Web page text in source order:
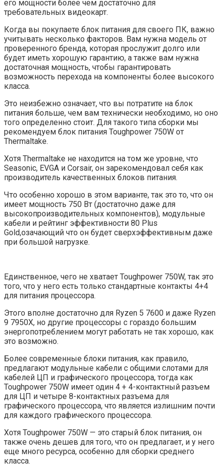
его мощности более чем достаточно для
требовательных видеокарт.
Когда вы покупаете блок питания для своего ПК, важно
учитывать несколько факторов. Вам нужна модель от
проверенного бренда, которая прослужит долго или
будет иметь хорошую гарантию, а также вам нужна
достаточная мощность, чтобы гарантировать
возможность перехода на компоненты более высокого
класса.
Это неизбежно означает, что вы потратите на блок
питания больше, чем вам технически необходимо, но оно
того определенно стоит. Для такого типа сборки мы
рекомендуем блок питания Toughpower 750W от
Thermaltake.
Хотя Thermaltake не находится на том же уровне, что
Seasonic, EVGA и Corsair, он зарекомендовал себя как
производитель качественных блоков питания.
Что особенно хорошо в этом варианте, так это то, что он
имеет мощность 750 Вт (достаточно даже для
высокопроизводительных компонентов), модульные
кабели и рейтинг эффективности 80 Plus
Gold,озачающий что он будет сверхэффективным даже
при большой нагрузке.
Единственное, чего не хватает Toughpower 750W, так это
того, что у него есть только стандартные контакты 4+4
для питания процессора.
Этого вполне достаточно для Ryzen 5 7600 и даже Ryzen
9 7950X, но другие процессоры с гораздо большим
энергопотреблением могут работать не так хорошо, как
это возможно.
Более современные блоки питания, как правило,
предлагают модульные кабели с общими слотами для
кабелей ЦП и графического процессора, тогда как
Toughpower 750W имеет один 4 + 4-контактный разъем
для ЦП и четыре 8-контактных разъема для
графического процессора, что является излишним почти
для каждого графического процессора.
Хотя Toughpower 750W — это старый блок питания, он
также очень дешев для того, что он предлагает, и у него
еще много ресурса, особенно для сборки среднего
класса.